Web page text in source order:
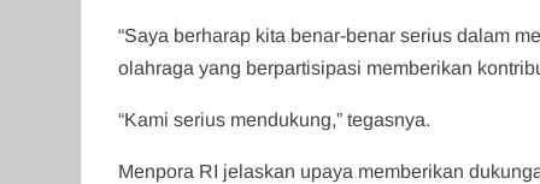
“Saya berharap kita benar-benar serius dalam
olahraga yang berpartisipasi memberikan
“Kami serius mendukung,” tegasnya.
Menpora RI jelaskan upaya memberikan